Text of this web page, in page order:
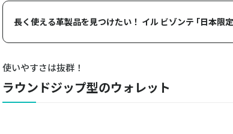
長く使える革製品を見つけたい！ イル ビゾンテ ｢日本限
使いやすさは抜群！
ラウンドジップ型のウォレット